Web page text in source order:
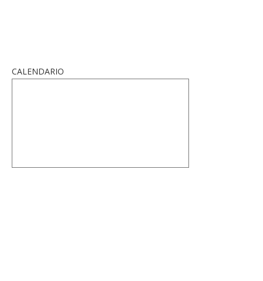
CALENDARIO